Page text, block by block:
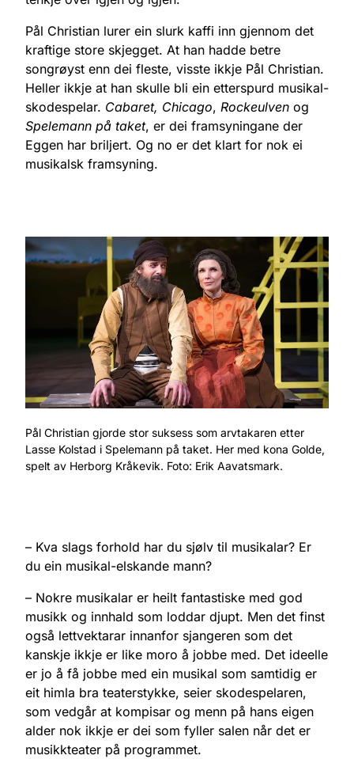
Pål Christian lurer ein slurk kaffi inn gjennom det
kraftige store skjegget. At han hadde betre
songrøyst enn dei fleste, visste ikkje Pål Christian.
Heller ikkje at han skulle bli ein etterspurd musikal-
skodespelar. Cabaret, Chicago, Rockeulven og
Spelemann på taket, er dei framsyningane der
Eggen har briljert. Og no er det klart for nok ei
musikalsk framsyning.
Pål Christian gjorde stor suksess som arvtakaren etter
Lasse Kolstad i Spelemann på taket. Her med kona Golde,
spelt av Herborg Kråkevik. Foto: Erik Aavatsmark.
– Kva slags forhold har du sjølv til musikalar? Er
du ein musikal-elskande mann?
– Nokre musikalar er heilt fantastiske med god
musikk og innhald som loddar djupt. Men det finst
også lettvektarar innanfor sjangeren som det
kanskje ikkje er like moro å jobbe med. Det ideelle
er jo å få jobbe med ein musikal som samtidig er
eit himla bra teaterstykke, seier skodespelaren,
som vedgår at kompisar og menn på hans eigen
alder nok ikkje er dei som fyller salen når det er
musikkteater på programmet.